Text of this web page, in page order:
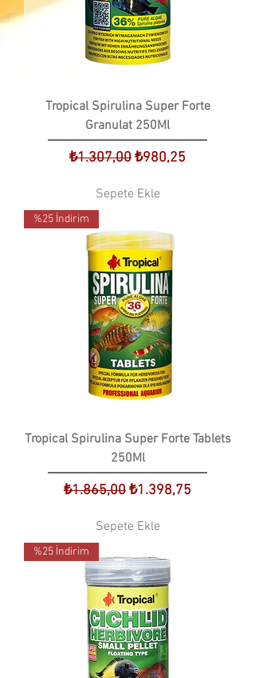
Tropical Spirulina Super Forte
Granulat 250Ml
Normal Fiyat
₺1.307,00İndirimli Fiyat
₺980,25
Sepete Ekle
%25 İndirim
Tropical Spirulina Super Forte Tablets
250Ml
Normal Fiyat
₺1.865,00İndirimli Fiyat
₺1.398,75
Sepete Ekle
%25 İndirim